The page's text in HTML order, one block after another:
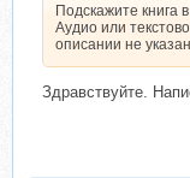
Подскажите книга
Аудио или
описании не
Здравствуйте.